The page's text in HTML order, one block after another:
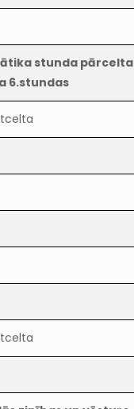
stunda pārcelta
6.stundas